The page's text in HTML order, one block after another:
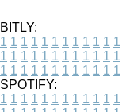
BITLY:
1 1 1 1 1 1 1 1 1 1 1 1
1 1 1 1 1 1 1 1 1 1 1 1
1 1 1 1 1 1 1 1 1 1 1 1
SPOTIFY:
1 1 1 1 1 1 1 1 1 1 1 1